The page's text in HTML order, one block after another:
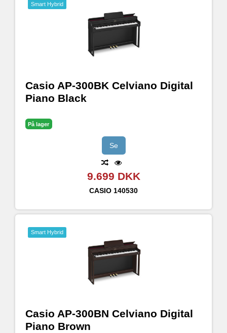
Smart Hybrid
Casio AP-300BK Celviano Digital
Piano Black
På lager
Se
9.699 DKK
CASIO 140530
Smart Hybrid
Casio AP-300BN Celviano Digital
Piano Brown